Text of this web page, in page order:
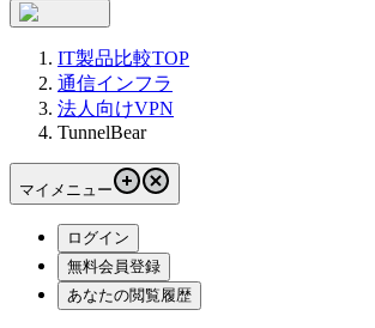
IT製品比較TOP
通信インフラ
法人向けVPN
TunnelBear
マイメニュー
ログイン
無料会員登録
あなたの閲覧履歴